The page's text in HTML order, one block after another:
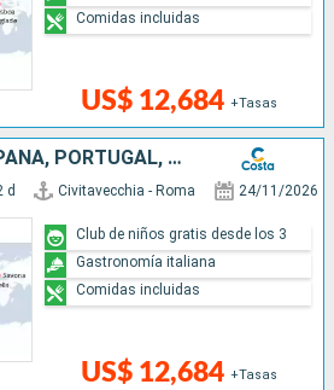
US$ 12,684 +Tasas
Comidas incluidas
ITALIA, FRANCIA, ESPAÑA, PORTUGAL, AZORES, ESTADOS UNIDOS, FLORIDA (USA), MÉJICO, ESTADOS UNITOS, HAWÁI, POLINESIA, FIJI, AUSTRALIA, JAPÓN, COREA DEL SUR
d Civitavecchia - Roma 24/11/2026
US$ 12,684 +Tasas
Club de niños gratis desde los 3
Gastronomía italiana
Comidas incluidas